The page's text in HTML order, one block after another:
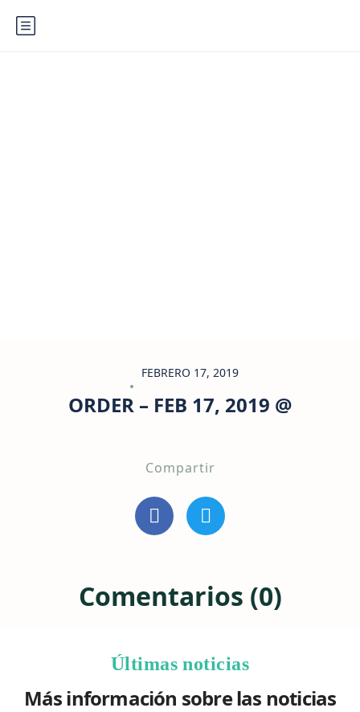
FEBRERO 17, 2019
ORDER – FEB 17, 2019 @
Compartir
Comentarios (0)
Últimas noticias
Más información sobre las noticias